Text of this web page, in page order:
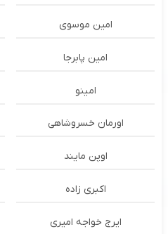
امین موسوی
امین پابرجا
امینو
اورمان خسروشاهی
اوپن مایند
اکبری زاده
ایرج خواجه امیری